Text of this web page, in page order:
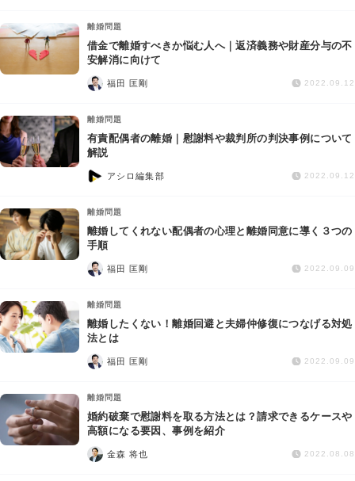
離婚問題
交通事故
労働問題
IT・ネット
企業法務
離婚問題
借金で離婚すべきか悩む人へ｜返済義務や財産分与の不
安解消に向けて
福田 匡剛 2022.09.12
離婚問題
有責配偶者の離婚｜慰謝料や裁判所の判決事例について
解説
アシロ編集部 2022.09.12
離婚問題
離婚してくれない配偶者の心理と離婚同意に導く３つの
手順
福田 匡剛 2022.09.09
離婚問題
離婚したくない！離婚回避と夫婦仲修復につなげる対処
法とは
福田 匡剛 2022.09.09
離婚問題
婚約破棄で慰謝料を取る方法とは？請求できるケースや
高額になる要因、事例を紹介
金森 将也 2022.08.08